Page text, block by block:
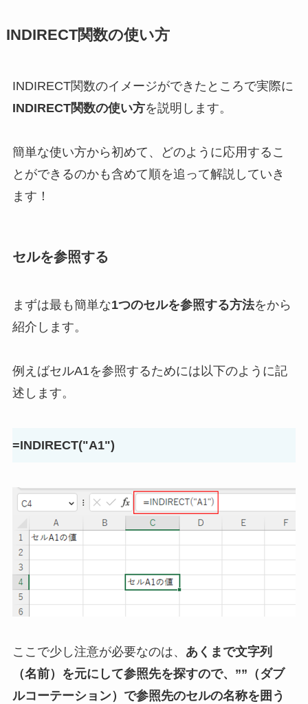
INDIRECT関数の使い方
INDIRECT関数のイメージができたところで実際に
INDIRECT関数の使い方を説明します。
簡単な使い方から初めて、どのように応用するこ
とができるのかも含めて順を追って解説していき
ます！
セルを参照する
まずは最も簡単な1つのセルを参照する方法をから
紹介します。
例えばセルA1を参照するためには以下のように記
述します。
=INDIRECT("A1")
ここで少し注意が必要なのは、 あくまで文字列
（名前）を元にして参照先を探すので、””（ダブ
ルコーテーション）で参照先のセルの名称を囲う